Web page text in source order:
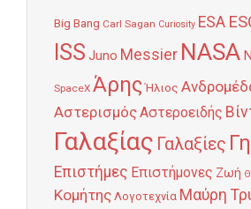
Big Bang Carl Sagan Curiosity ESA
ISS Juno Messier NASA
SpaceX Άρης Ήλιος
ΑστερισμόςΑστεροειδής
Γαλαξίας Γαλαξίες Γη
Επιστήμες Επιστήμονες Ζωή
Κομήτης Λογοτεχνία Μαύρη